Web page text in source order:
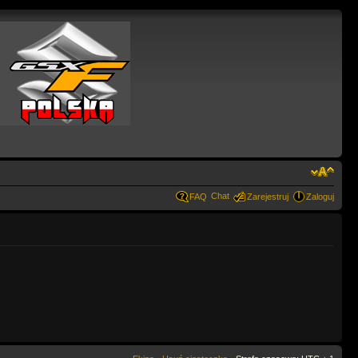
FAQ Chat Zarejestruj Zaloguj